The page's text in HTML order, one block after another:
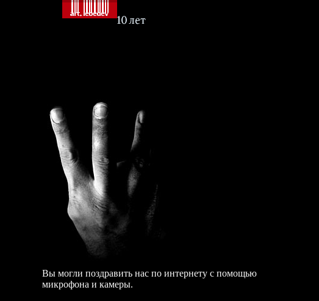
Вы могли поздравить нас по интернету с помощью
микрофона и камеры.